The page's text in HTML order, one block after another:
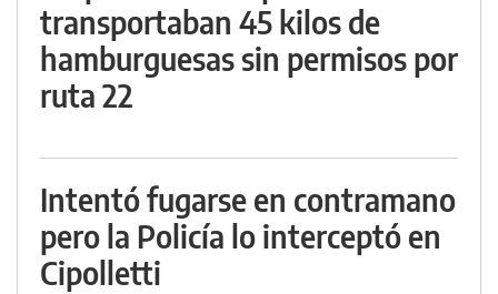
transportaban 45 kilos de
hamburguesas sin permisos por
ruta 22
Intentó fugarse en contramano
pero la Policía lo interceptó en
Cipolletti